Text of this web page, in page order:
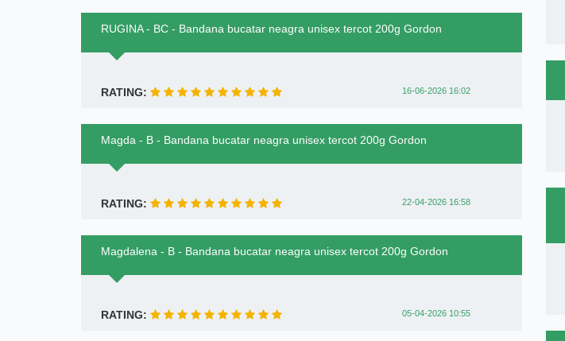
RUGINA - BC - Bandana bucatar neagra unisex tercot 200g Gordon
RATING: 16-06-2026 16:02
Magda - B - Bandana bucatar neagra unisex tercot 200g Gordon
RATING: 22-04-2026 16:58
Magdalena - B - Bandana bucatar neagra unisex tercot 200g Gordon
RATING: 05-04-2026 10:55